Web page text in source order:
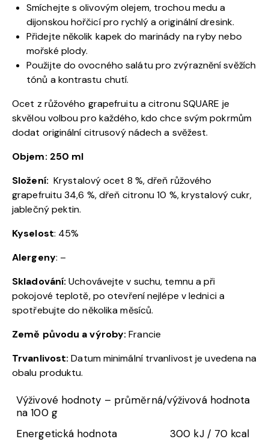
Smíchejte s olivovým olejem, trochou medu a
dijonskou hořčicí pro rychlý a originální dresink.
Přidejte několik kapek do marinády na ryby nebo
mořské plody.
Použijte do ovocného salátu pro zvýraznění svěžích
tónů a kontrastu chutí.
Ocet z růžového grapefruitu a citronu SQUARE je
skvělou volbou pro každého, kdo chce svým pokrmům
dodat originální citrusový nádech a svěžest.
Objem: 250 ml
Složení: Krystalový ocet 8 %, dřeň růžového
grapefruitu 34,6 %, dřeň citronu 10 %, krystalový cukr,
jablečný pektin.
Kyselost: 45%
Alergeny: –
Skladování: Uchovávejte v suchu, temnu a při
pokojové teplotě, po otevření nejlépe v lednici a
spotřebujte do několika měsíců.
Země původu a výroby: Francie
Trvanlivost:Datum minimální trvanlivost je uvedena na
obalu produktu.
Výživové hodnoty – průměrná/výživová hodnota
na 100 g
Energetická hodnota
300 kJ / 70 kcal